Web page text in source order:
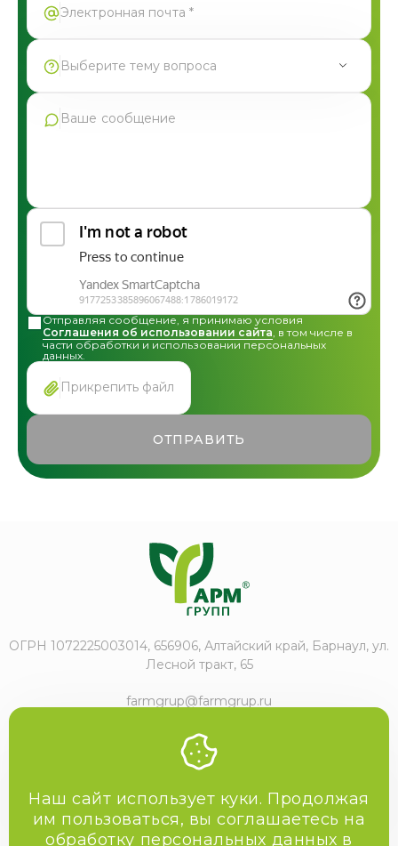
Выберите тему вопроса
Продукция Фармгрупп
Отправляя сообщение, я принимаю условия
Соглашения об использовании сайта , в том числе в
части обработки и использовании персональных
данных.
Прикрепить файл
ОТПРАВИТЬ
Наш сайт использует куки. Продолжая
им пользоваться, вы соглашаетесь на
обработку персональных данных в
ОГРН 1072225003014, 656906, Алтайский край, Барнаул, ул.
Лесной тракт, 65
farmgrup@farmgrup.ru
+7 (3852) 57-77-47